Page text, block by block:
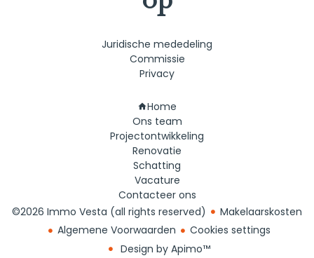
Juridische mededeling
Commissie
Privacy
Home
Ons team
Projectontwikkeling
Renovatie
Schatting
Vacature
Contacteer ons
©2026 Immo Vesta (all rights reserved)
Makelaarskosten
Algemene Voorwaarden
Cookies settings
Design by Apimo™